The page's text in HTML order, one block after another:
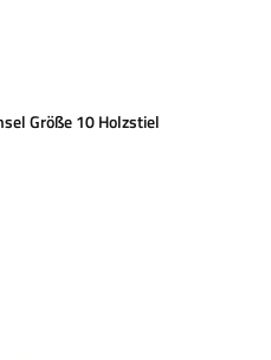
Größe 10 Holzstiel